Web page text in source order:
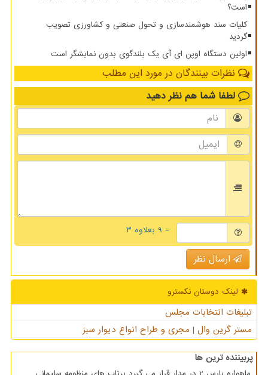
است؟
کلیات سند هوشمندسازی و تحول صنعتی و کشاورزی تصویب
گردید
اولین دستگاه اوپن ای آی یک بلندگوی بدون نمایشگر است
نظرات بینندگان در مورد این مطلب
لطفا شما هم نظر دهید
= ۹ بعلاوه ۳
ارسال نظر
لینک دوستان نكسترو
تبلیغات انتخابات مجلس
مستر گرین وال | مجری و طراح انواع دیوار سبز
پربیننده ترین ها